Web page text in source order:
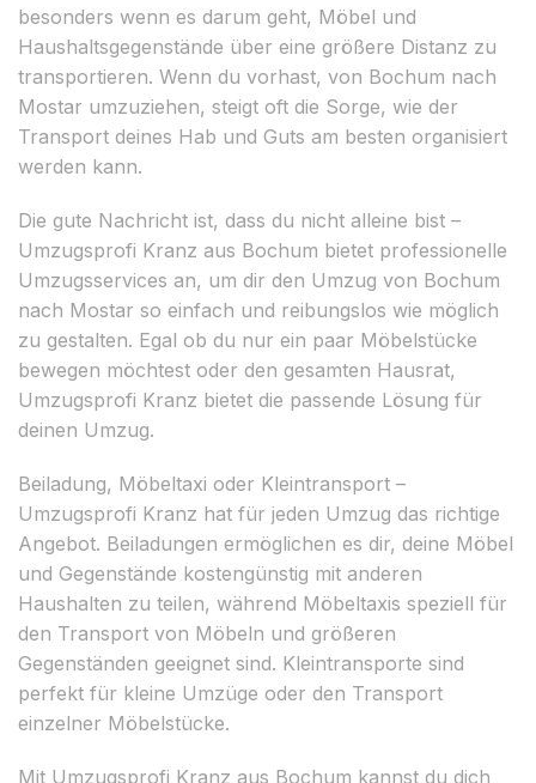
besonders wenn es darum geht, Möbel und
Haushaltsgegenstände über eine größere Distanz zu
transportieren. Wenn du vorhast, von Bochum nach
Mostar umzuziehen, steigt oft die Sorge, wie der
Transport deines Hab und Guts am besten organisiert
werden kann.
Die gute Nachricht ist, dass du nicht alleine bist –
Umzugsprofi Kranz aus Bochum bietet professionelle
Umzugsservices an, um dir den Umzug von Bochum
nach Mostar so einfach und reibungslos wie möglich
zu gestalten. Egal ob du nur ein paar Möbelstücke
bewegen möchtest oder den gesamten Hausrat,
Umzugsprofi Kranz bietet die passende Lösung für
deinen Umzug.
Beiladung, Möbeltaxi oder Kleintransport –
Umzugsprofi Kranz hat für jeden Umzug das richtige
Angebot. Beiladungen ermöglichen es dir, deine Möbel
und Gegenstände kostengünstig mit anderen
Haushalten zu teilen, während Möbeltaxis speziell für
den Transport von Möbeln und größeren
Gegenständen geeignet sind. Kleintransporte sind
perfekt für kleine Umzüge oder den Transport
einzelner Möbelstücke.
Mit Umzugsprofi Kranz aus Bochum kannst du dich